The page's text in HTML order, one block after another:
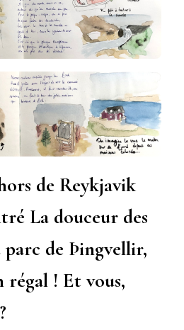
de Reykjavik
La douceur des
parc de Þingvellir,
régal ! Et vous,